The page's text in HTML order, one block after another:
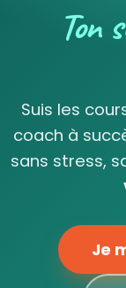
Ton
Suis les
coach à
sans stress,
Je